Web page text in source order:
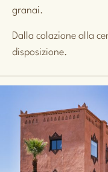
granai.
Dalla colazione alla
disposizione.